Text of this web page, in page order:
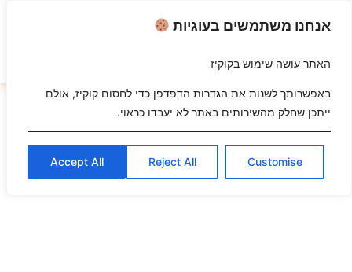
visibility_off השבת את ההבזקים
title סמן כותרות
settings צבע רקע
זום (הקטנה)
אנחנו משתמשים בעוגיות
האתר עושה שימוש בקוקיז
באפשרותך לשנות את הגדרות הדפדפן כדי לחסום קוקיז, אולם
ייתכן שחלק מהשירותים באתר לא יעבדו כראוי.
Customise
Reject All
Accept All